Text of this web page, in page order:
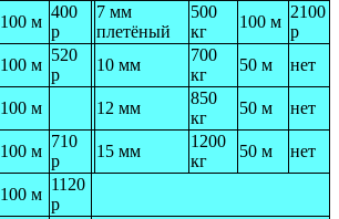
100 м
400
р
7 мм
плетёный
500
кг
100 м
2100
р
100 м
520
р
10 мм
700
кг
50 м
нет
100 м 12 мм
850
кг
50 м
нет
100 м
710
р
15 мм
1200
кг
50 м
нет
100 м
1120
р